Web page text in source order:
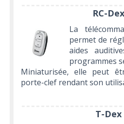
RC-Dex
La
permet de
aides
programmes
Miniaturisée, elle peut
porte-clef rendant son
T-Dex